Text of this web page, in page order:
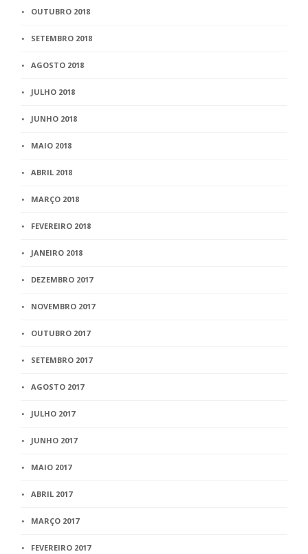
OUTUBRO 2018
SETEMBRO 2018
AGOSTO 2018
JULHO 2018
JUNHO 2018
MAIO 2018
ABRIL 2018
MARÇO 2018
FEVEREIRO 2018
JANEIRO 2018
DEZEMBRO 2017
NOVEMBRO 2017
OUTUBRO 2017
SETEMBRO 2017
AGOSTO 2017
JULHO 2017
JUNHO 2017
MAIO 2017
ABRIL 2017
MARÇO 2017
FEVEREIRO 2017